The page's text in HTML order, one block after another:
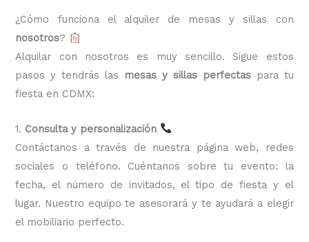
¿Cómo funciona el alquiler de mesas y sillas con
nosotros?
Alquilar con nosotros es muy sencillo. Sigue estos
pasos y tendrás las
mesas y sillas perfectaspara tu
fiesta en CDMX:
1. Consulta y personalización
Contáctanos a través de nuestra página web, redes
sociales o teléfono. Cuéntanos sobre tu evento: la
fecha, el número de invitados, el tipo de fiesta y el
lugar. Nuestro equipo te asesorará y te ayudará a elegir
el mobiliario perfecto.